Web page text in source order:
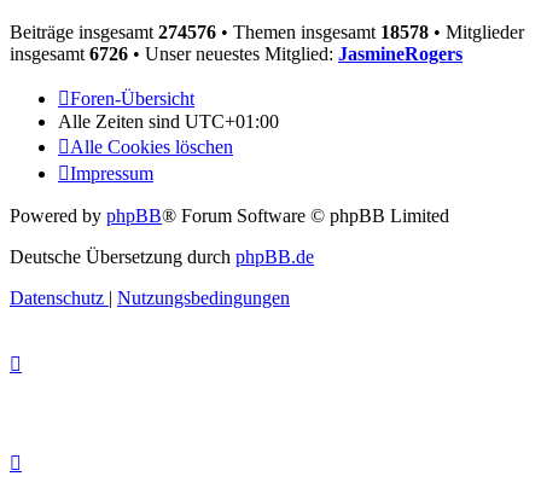
Beiträge insgesamt 274576 • Themen insgesamt 18578 • Mitglieder
insgesamt 6726 • Unser neuestes Mitglied: JasmineRogers
Foren-Übersicht
Alle Zeiten sind UTC+01:00
Alle Cookies löschen
Impressum
Powered by phpBB® Forum Software © phpBB Limited
Deutsche Übersetzung durch phpBB.de
Datenschutz | Nutzungsbedingungen